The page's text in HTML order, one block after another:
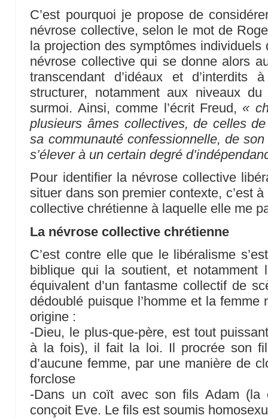
C’est pourquoi je propose de
névrose collective, selon le mot de
la projection des symptômes
névrose collective qui se donne alors
transcendant d’idéaux et
structurer, notamment aux niveaux
surmoi. Ainsi, comme l’écrit Freud, «
plusieurs âmes collectives, de celles
sa communauté confessionnelle, de
s’élever à un certain degré
Pour identifier la névrose collective
situer dans son premier contexte, c’est
collective chrétienne à laquelle elle me
La névrose collective chrétienne
C’est contre elle que le libéralisme
biblique qui la soutient, et notamment
équivalent d’un fantasme collectif de
dédoublé puisque l’homme et la femme
origine :
-Dieu, le plus-que-père, est tout
à la fois), il fait la loi. Il procrée son
d’aucune femme, par une manière de
forclose
-Dans un coït avec son fils Adam
conçoit Eve. Le fils est soumis